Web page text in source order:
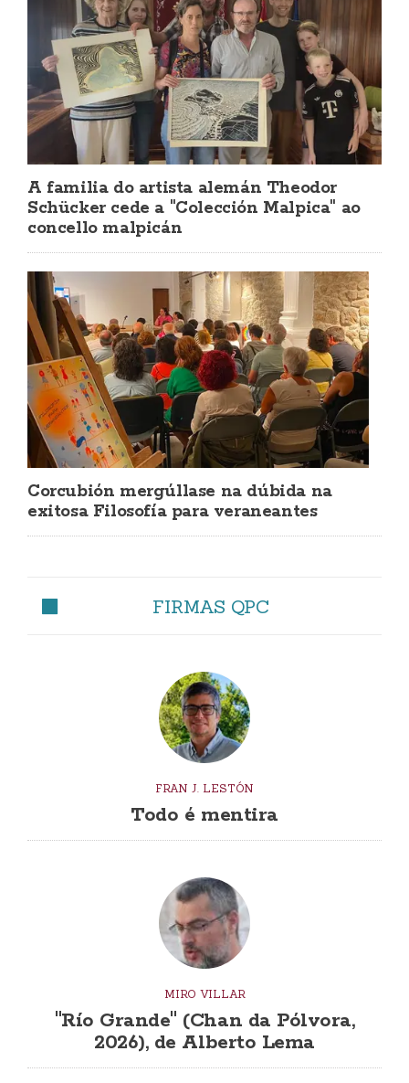
A familia do artista alemán Theodor
Schücker cede a "Colección Malpica" ao
concello malpicán
Corcubión mergúllase na dúbida na
exitosa Filosofía para veraneantes
FIRMAS QPC
FRAN J. LESTÓN
Todo é mentira
MIRO VILLAR
"Río Grande" (Chan da Pólvora,
2026), de Alberto Lema